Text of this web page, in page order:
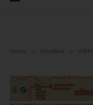
Home Headline